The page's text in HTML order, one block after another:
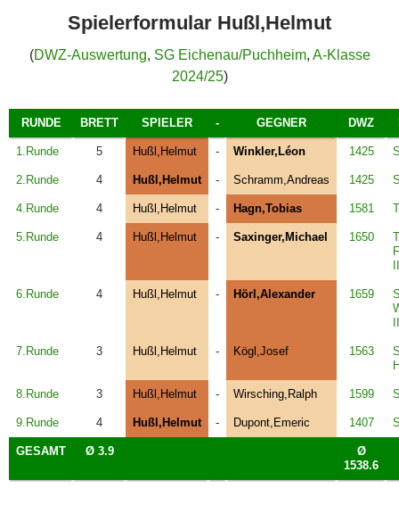
Spielerformular Hußl,Helmut
(DWZ-Auswertung, SG Eichenau/Puchheim, A-Klasse
2024/25)
RUNDE BRETT SPIELER - GEGNER DWZ
1.Runde 5 Hußl,Helmut - Winkler,Léon 1425
2.Runde 4 Hußl,Helmut - Schramm,Andreas 1425
4.Runde 4 Hußl,Helmut - Hagn,Tobias 1581
5.Runde 4 Hußl,Helmut - Saxinger,Michael 1650
6.Runde 4 Hußl,Helmut - Hörl,Alexander 1659
7.Runde 3 Hußl,Helmut - Kögl,Josef 1563
8.Runde 3 Hußl,Helmut - Wirsching,Ralph 1599
9.Runde 4 Hußl,Helmut - Dupont,Emeric 1407
GESAMT Ø 3.9
Ø
1538.6